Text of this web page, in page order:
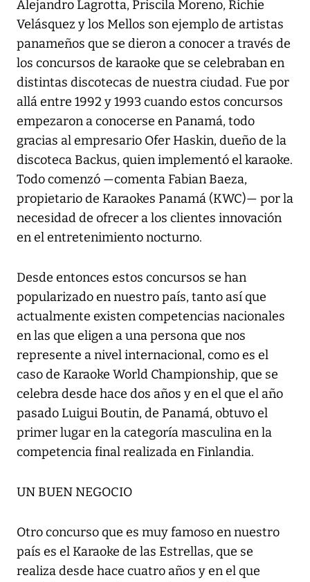
Alejandro Lagrotta, Priscila Moreno, Richie
Velásquez y los Mellos son ejemplo de artistas
panameños que se dieron a conocer a través de
los concursos de karaoke que se celebraban en
distintas discotecas de nuestra ciudad. Fue por
allá entre 1992 y 1993 cuando estos concursos
empezaron a conocerse en Panamá, todo
gracias al empresario Ofer Haskin, dueño de la
discoteca Backus, quien implementó el karaoke.
Todo comenzó —comenta Fabian Baeza,
propietario de Karaokes Panamá (KWC)— por la
necesidad de ofrecer a los clientes innovación
en el entretenimiento nocturno.
Desde entonces estos concursos se han
popularizado en nuestro país, tanto así que
actualmente existen competencias nacionales
en las que eligen a una persona que nos
represente a nivel internacional, como es el
caso de Karaoke World Championship, que se
celebra desde hace dos años y en el que el año
pasado Luigui Boutin, de Panamá, obtuvo el
primer lugar en la categoría masculina en la
competencia final realizada en Finlandia.
UN BUEN NEGOCIO
Otro concurso que es muy famoso en nuestro
país es el Karaoke de las Estrellas, que se
realiza desde hace cuatro años y en el que